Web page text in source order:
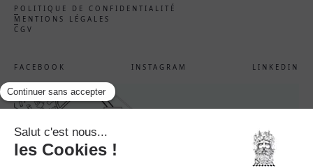
POLITIQUE DE CONFIDENTIALITÉ
MENTIONS LÉGALES
CGV
FACEBOOK INSTAGRAM LINKEDIN